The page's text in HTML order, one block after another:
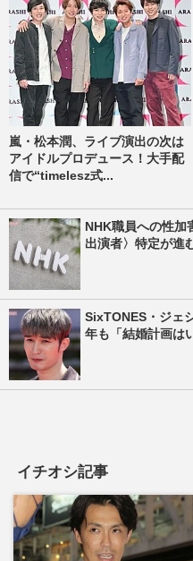
嵐・松本潤、ライブ演出の次は
アイドルプロデュース！大手配
信で“timelesz式...
NHK職員への性加
出演者〉特定が進
SixTONES・ジェ
年も「結婚計画は
イチオシ記事